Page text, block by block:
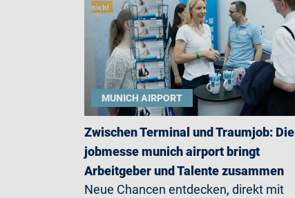
MUNICH AIRPORT
Zwischen Terminal und Traumjob: Die
jobmesse munich airport bringt
Arbeitgeber und Talente zusammen
Neue Chancen entdecken, direkt mit